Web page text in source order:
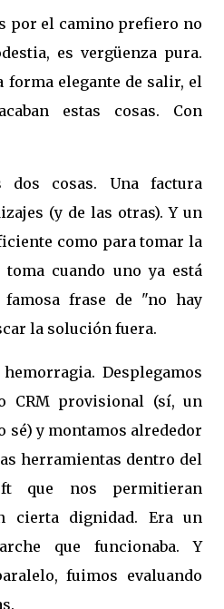
por el camino prefiero no
es vergüenza pura.
forma elegante de salir, el
estas cosas. Con
dos cosas. Una factura
(y de las otras). Y un
como para tomar la
cuando uno ya está
frase de "no hay
la solución fuera.
Desplegamos
CRM provisional (sí, un
sé) y montamos alrededor
herramientas dentro del
que nos permitieran
cierta dignidad. Era un
que funcionaba. Y
fuimos evaluando